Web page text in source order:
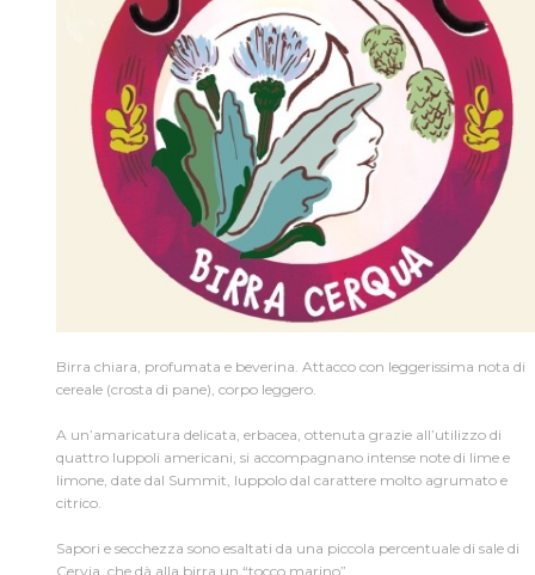
Birra chiara, profumata e beverina. Attacco con leggerissima nota di
cereale (crosta di pane), corpo leggero.
A un’amaricatura delicata, erbacea, ottenuta grazie all’utilizzo di
quattro luppoli americani, si accompagnano intense note di lime e
limone, date dal Summit, luppolo dal carattere molto agrumato e
citrico.
Sapori e secchezza sono esaltati da una piccola percentuale di sale di
Cervia, che dà alla birra un “tocco marino”.